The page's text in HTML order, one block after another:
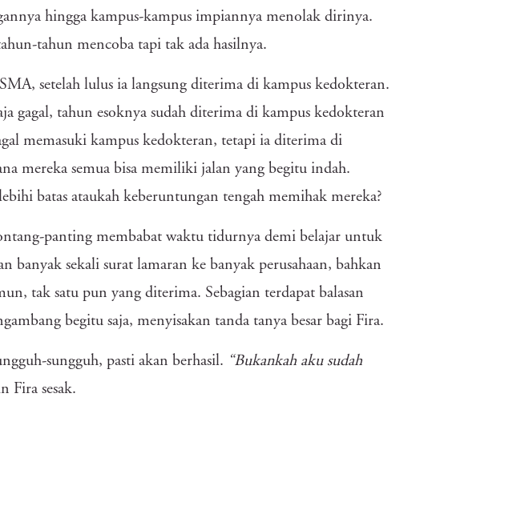
hingga kampus-kampus impiannya menolak dirinya.
tahun mencoba tapi tak ada hasilnya.
setelah lulus ia langsung diterima di kampus kedokteran.
gagal, tahun esoknya sudah diterima di kampus kedokteran
memasuki kampus kedokteran, tetapi ia diterima di
mereka semua bisa memiliki jalan yang begitu indah.
batas ataukah keberuntungan tengah memihak mereka?
panting membabat waktu tidurnya demi belajar untuk
banyak sekali surat lamaran ke banyak perusahaan, bahkan
tak satu pun yang diterima. Sebagian terdapat balasan
begitu saja, menyisakan tanda tanya besar bagi Fira.
sungguh, pasti akan berhasil. “Bukankah aku sudah
Fira sesak.